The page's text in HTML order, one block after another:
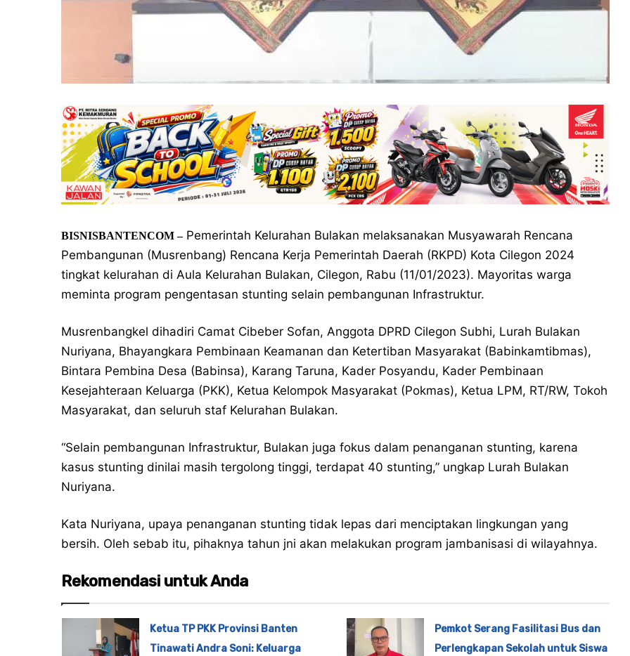
BISNISBANTENCOM –Pemerintah Kelurahan Bulakan melaksanakan Musyawarah Rencana
Pembangunan (Musrenbang) Rencana Kerja Pemerintah Daerah (RKPD) Kota Cilegon 2024
tingkat kelurahan di Aula Kelurahan Bulakan, Cilegon, Rabu (11/01/2023). Mayoritas warga
meminta program pengentasan stunting selain pembangunan Infrastruktur.
Musrenbangkel dihadiri Camat Cibeber Sofan, Anggota DPRD Cilegon Subhi, Lurah Bulakan
Nuriyana, Bhayangkara Pembinaan Keamanan dan Ketertiban Masyarakat (Babinkamtibmas),
Bintara Pembina Desa (Babinsa), Karang Taruna, Kader Posyandu, Kader Pembinaan
Kesejahteraan Keluarga (PKK), Ketua Kelompok Masyarakat (Pokmas), Ketua LPM, RT/RW, Tokoh
Masyarakat, dan seluruh staf Kelurahan Bulakan.
“Selain pembangunan Infrastruktur, Bulakan juga fokus dalam penanganan stunting, karena
kasus stunting dinilai masih tergolong tinggi, terdapat 40 stunting,” ungkap Lurah Bulakan
Nuriyana.
Kata Nuriyana, upaya penanganan stunting tidak lepas dari menciptakan lingkungan yang
bersih. Oleh sebab itu, pihaknya tahun jni akan melakukan program jambanisasi di wilayahnya.
Rekomendasi untuk Anda
Ketua TP PKK Provinsi Banten
Tinawati Andra Soni: Keluarga
Pemkot Serang Fasilitasi Bus dan
Perlengkapan Sekolah untuk Siswa